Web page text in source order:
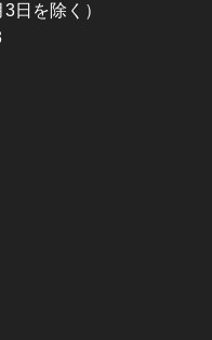
日を除く）